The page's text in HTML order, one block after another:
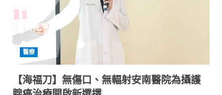
醫療
【海福刀】無傷口、無輻射安南醫院為攝護